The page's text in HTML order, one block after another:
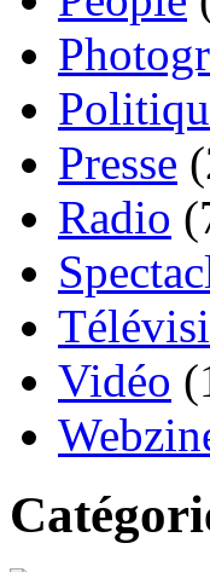
Presse
Radio
Vidéo